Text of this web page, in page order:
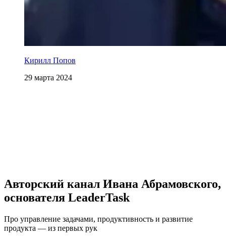
Кирилл Попов
29 марта 2024
Авторский канал Ивана Абрамовского,
основателя LeaderTask
Про управление задачами, продуктивность и развитие
продукта — из первых рук